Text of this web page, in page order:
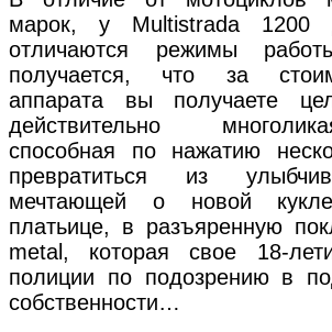
марок, у Multistrada 1200
отличаются режимы
получается, что за
аппарата вы получаете
действительно
способная по нажатию
превратиться из
мечтающей о новой
платьице, в разъяренную
metal, которая свое 18-
полиции по подозрению в
собственности…